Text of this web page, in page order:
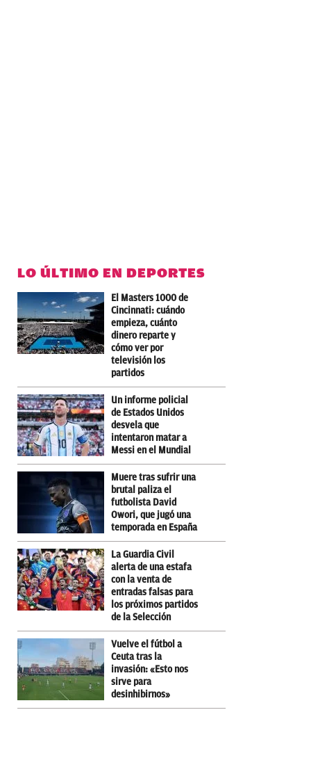
LO ÚLTIMO EN DEPORTES
El Masters 1000 de
Cincinnati: cuándo
empieza, cuánto
dinero reparte y
cómo ver por
televisión los
partidos
Un informe policial
de Estados Unidos
desvela que
intentaron matar a
Messi en el Mundial
Muere tras sufrir una
brutal paliza el
futbolista David
Owori, que jugó una
temporada en España
La Guardia Civil
alerta de una estafa
con la venta de
entradas falsas para
los próximos partidos
de la Selección
Vuelve el fútbol a
Ceuta tras la
invasión: «Esto nos
sirve para
desinhibirnos»